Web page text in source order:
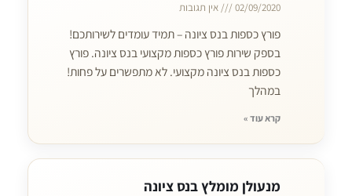
02/09/2020 אין תגובות
פורץ כספות בנס ציונה – תמיד עומדים לשירותכם!
בספק שירות פורץ כספות מקצועי בנס ציונה. פורץ
כספות בנס ציונה מקצועי. לא מתפשרים על פחות!
במהלך
קרא עוד »
מנעולן מומלץ בנס ציונה